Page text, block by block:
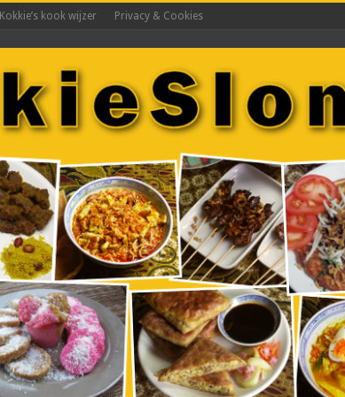
Kokkie’s kook wijzer Privacy & Cookies